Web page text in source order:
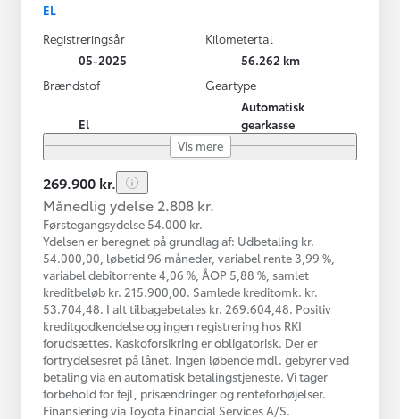
EL
Registreringsår
05-2025
Kilometertal
56.262 km
Brændstof
El
Geartype
Automatisk
gearkasse
Vis mere
269.900 kr.
Månedlig ydelse 2.808 kr.
Førstegangsydelse 54.000 kr.
Ydelsen er beregnet på grundlag af: Udbetaling kr.
54.000,00, løbetid 96 måneder, variabel rente 3,99 %,
variabel debitorrente 4,06 %, ÅOP 5,88 %, samlet
kreditbeløb kr. 215.900,00. Samlede kreditomk. kr.
53.704,48. I alt tilbagebetales kr. 269.604,48. Positiv
kreditgodkendelse og ingen registrering hos RKI
forudsættes. Kaskoforsikring er obligatorisk. Der er
fortrydelsesret på lånet. Ingen løbende mdl. gebyrer ved
betaling via en automatisk betalingstjeneste. Vi tager
forbehold for fejl, prisændringer og renteforhøjelser.
Finansiering via Toyota Financial Services A/S.